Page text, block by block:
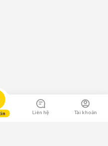
Liên hệ Tài khoản